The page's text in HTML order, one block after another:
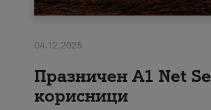
04.12.2025
Празничен A1 Net
корисници